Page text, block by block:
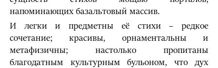
напоминающих базальтовый массив.
И легки и предметны её стихи – редкое
сочетание; красивы, орнаментальны и
метафизичны; настолько пропитаны
благодатным культурным бульоном, что дух